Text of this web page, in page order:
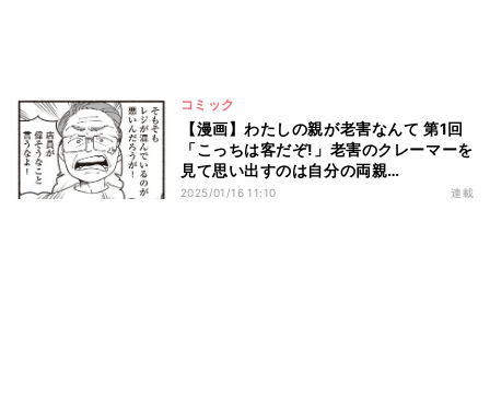
コミック
【漫画】わたしの親が老害なんて 第1回
「こっちは客だぞ!」老害のクレーマーを
見て思い出すのは自分の両親…
2025/01/16 11:10 連載